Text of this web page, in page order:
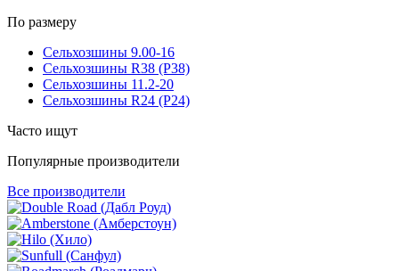
По размеру
Сельхозшины 9.00-16
Сельхозшины R38 (Р38)
Сельхозшины 11.2-20
Сельхозшины R24 (Р24)
Часто ищут
Популярные производители
Все производители